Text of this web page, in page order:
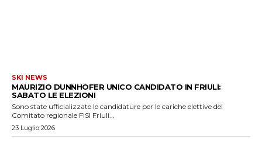
SKI NEWS
MAURIZIO DUNNHOFER UNICO CANDIDATO IN FRIULI:
SABATO LE ELEZIONI
Sono state ufficializzate le candidature per le cariche elettive del
Comitato regionale FISI Friuli...
23 Luglio 2026